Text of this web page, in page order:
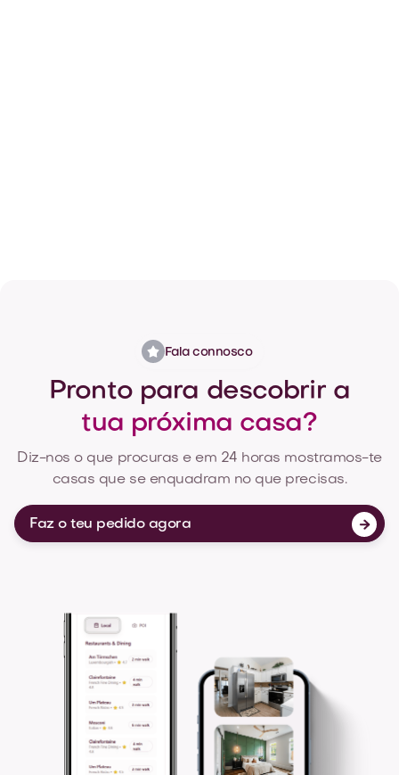
Fala connosco
Pronto para descobrir a
tua próxima casa?
Diz-nos o que procuras e em 24 horas mostramos-te
casas que se enquadram no que precisas.
Faz o teu pedido agora 